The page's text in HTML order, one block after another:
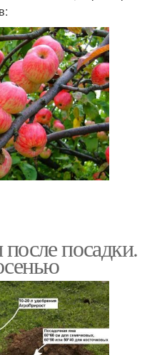
посадки.